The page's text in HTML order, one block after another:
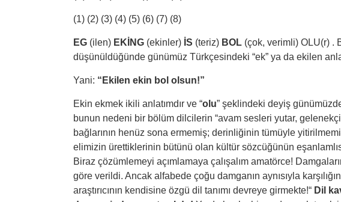
(1) (2) (3) (4) (5) (6) (7) (8)
EG (ilen) EKİNG (ekinler) İS (teriz) BOL (çok, verimli) OLU(r) .
düşünüldüğünde günümüz Türkçesindeki “ek” ya da ekilen
Yani: “Ekilen ekin bol olsun!”
Ekin ekmek ikili anlatımdır ve “olu” şeklindeki deyiş
bunun nedeni bir bölüm dilcilerin “avam sesleri yutar,
bağlarının henüz sona ermemiş; derinliğinin tümüyle
elimizin ürettiklerinin bütünü olan kültür sözcüğünün
Biraz çözümlemeyi açımlamaya çalışalım amatörce!
göre verildi. Ancak alfabede çoğu damganın aynısıyla
araştırıcının kendisine özgü dil tanımı devreye girmekte!“ Dil